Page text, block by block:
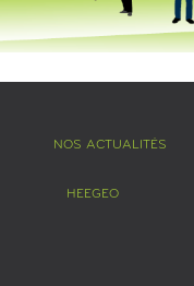
NOS ACTUALITÉS
HEEGEO